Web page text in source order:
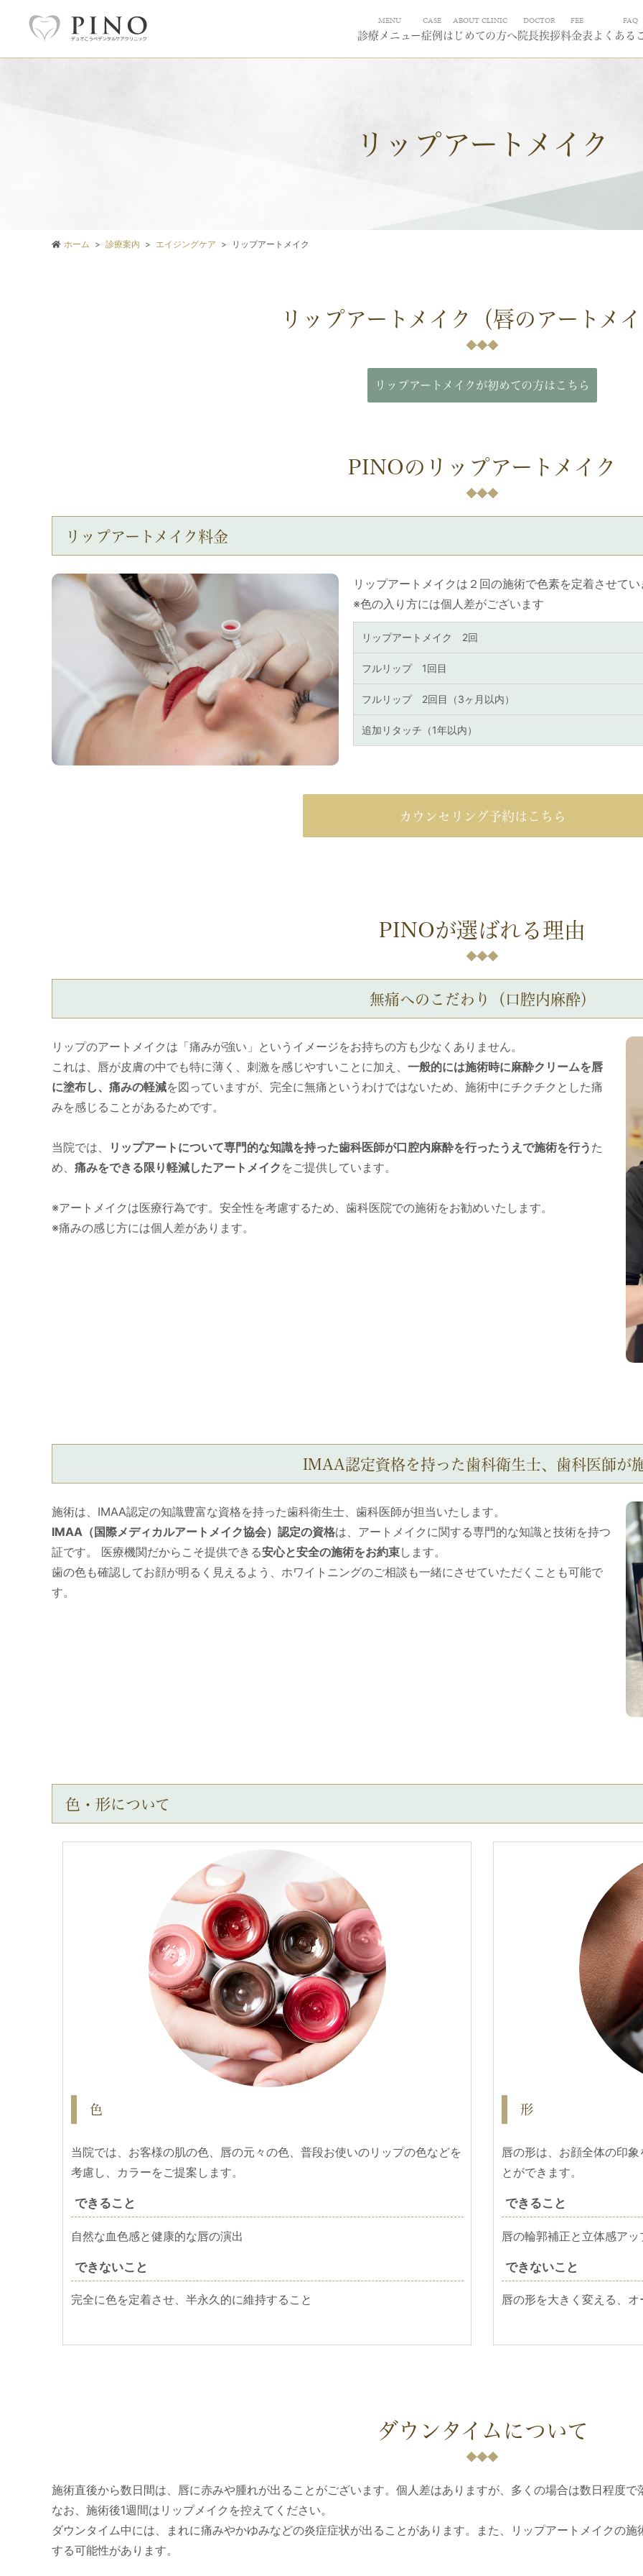
MENU
診療メニュー
CASE
症例
ABOUT CLINIC
はじめての方へ
DOCTOR
院長挨拶
FEE
料金表
FAQ
よくある
リップアートメイク
ホーム 診療案内 エイジングケア リップアートメイク
リップアートメイク（唇のアートメ
リップアートメイクが初めての方はこちら
PINOのリップアートメイク
リップアートメイク料金
リップアートメイクは２回の施術で色素を定着させて
※色の入り方には個人差がございます
リップアートメイク 2回
フルリップ 1回目
フルリップ 2回目（3ヶ月以内）
追加リタッチ（1年以内）
カウンセリング予約はこちら
PINOが選ばれる理由
無痛へのこだわり（口腔内麻酔）
リップのアートメイクは「痛みが強い」というイメージをお持ちの方も少なくありません。
これは、唇が皮膚の中でも特に薄く、刺激を感じやすいことに加え、 一般的には施術時に麻酔クリームを唇
に塗布し、痛みの軽減を図っていますが、完全に無痛というわけではないため、施術中にチクチクとした痛
みを感じることがあるためです。
当院では、 リップアートについて専門的な知識を持った歯科医師が口腔内麻酔を行ったうえで施術を行う た
め、 痛みをできる限り軽減したアートメイク をご提供しています。
※アートメイクは医療行為です。安全性を考慮するため、歯科医院での施術をお勧めいたします。
※痛みの感じ方には個人差があります。
IMAA認定資格を持った歯科衛生士、歯科医師が
施術は、IMAA認定の知識豊富な資格を持った歯科衛生士、歯科医師が担当いたします。
IMAA（国際メディカルアートメイク協会）認定の資格は、アートメイクに関する専門的な知識と技術を持つ
証です。 医療機関だからこそ提供できる安心と安全の施術をお約束します。
歯の色も確認してお顔が明るく見えるよう、ホワイトニングのご相談も一緒にさせていただくことも可能で
す。
色・形について
色
当院では、お客様の肌の色、唇の元々の色、普段お使いのリップの色などを
考慮し、カラーをご提案します。
できること
自然な血色感と健康的な唇の演出
できないこと
完全に色を定着させ、半永久的に維持すること
形
唇の形は、お顔全体の印
とができます。
できること
唇の輪郭補正と立体感アッ
できないこと
唇の形を大きく変える、
ダウンタイムについて
施術直後から数日間は、唇に赤みや腫れが出ることがございます。個人差はありますが、多くの場合は数日程度で
なお、施術後1週間はリップメイクを控えてください。
ダウンタイム中には、まれに痛みやかゆみなどの炎症症状が出ることがあります。また、リップアートメイクの
する可能性があります。